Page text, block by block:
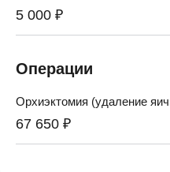
5 000 ₽
Операции
Орхиэктомия (удаление
67 650 ₽